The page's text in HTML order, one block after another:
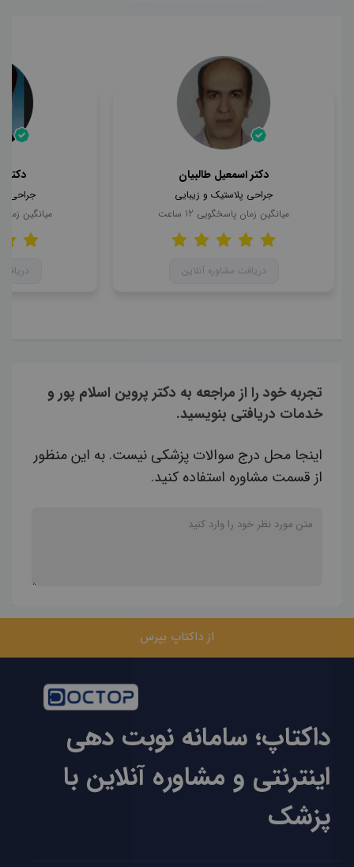
دکتر اسمعیل طالبیان
جراحی پلاستیک و زیبایی
میانگین زمان پاسخگویی 12 ساعت
دریافت مشاوره آنلاین
دکتر
جراحی
میانگین
تجربه خود را از مراجعه به دکتر پروین اسلام پور و
خدمات دریافتی بنویسید.
اینجا محل درج سوالات پزشکی نیست. به این منظور
از قسمت مشاوره استفاده کنید.
از داکتاپ بپرس
داکتاپ؛ سامانه نوبت دهی
اینترنتی و مشاوره آنلاین با
پزشک